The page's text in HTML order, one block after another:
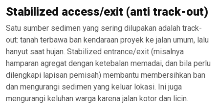
Stabilized access/exit (anti track-out)
Satu sumber sedimen yang sering dilupakan adalah track-
out: tanah terbawa ban kendaraan proyek ke jalan umum, lalu
hanyut saat hujan. Stabilized entrance/exit (misalnya
hamparan agregat dengan ketebalan memadai, dan bila perlu
dilengkapi lapisan pemisah) membantu membersihkan ban
dan mengurangi sedimen yang keluar lokasi. Ini juga
mengurangi keluhan warga karena jalan kotor dan licin.